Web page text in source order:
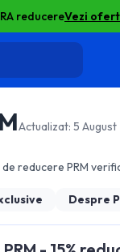
reducereVezi
Actualizat:5
de reducerePRM
Despre